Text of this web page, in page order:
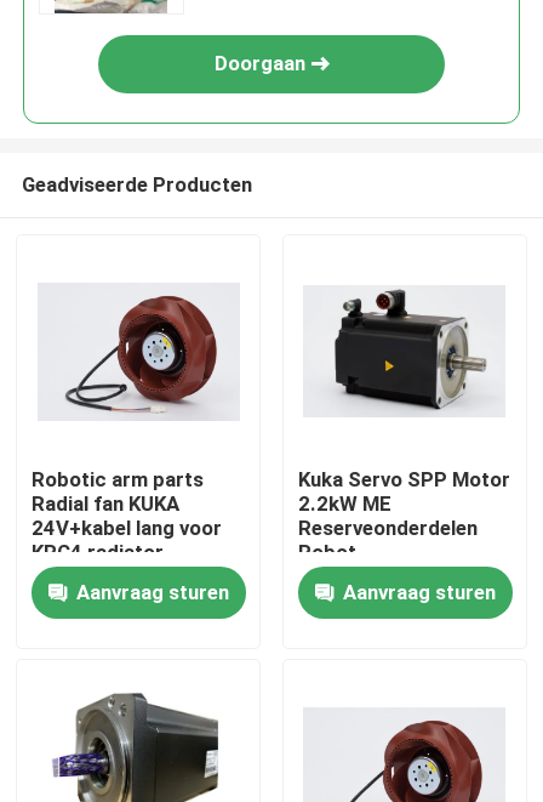
Producten
Video's
Doorgaan
Geadviseerde Producten
Robotic arm parts
Radial fan KUKA
24V+kabel lang voor
KRC4 radiator
Aanvraag sturen
Kuka Servo SPP Motor
2.2kW ME
Reserveonderdelen
Robot
MG_120_110_25_S0
Aanvraag sturen